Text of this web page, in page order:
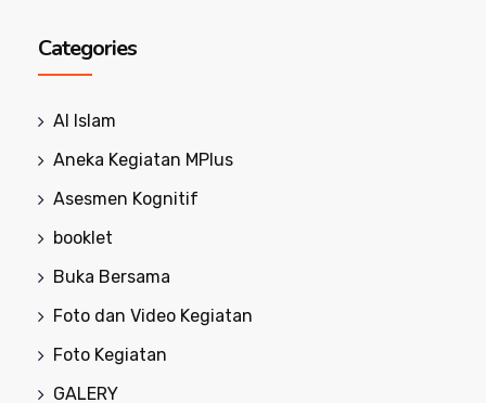
Categories
Al Islam
Aneka Kegiatan MPlus
Asesmen Kognitif
booklet
Buka Bersama
Foto dan Video Kegiatan
Foto Kegiatan
GALERY